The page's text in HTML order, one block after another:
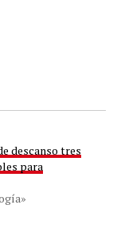
descanso tres
para